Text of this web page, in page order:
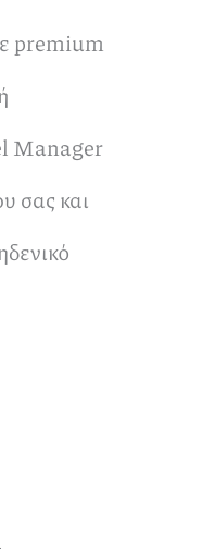
premium
Manager
σας και